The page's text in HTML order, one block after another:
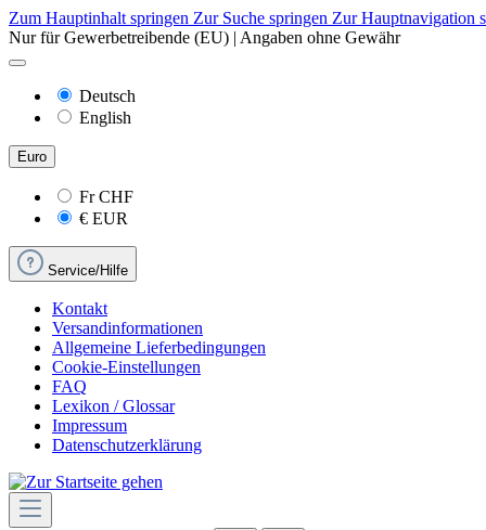
Zum Hauptinhalt springen Zur Suche springen Zur Hauptnavigation
Nur für Gewerbetreibende (EU) | Angaben ohne Gewähr
Deutsch
English
Euro
FrCHF
€ EUR
Service/Hilfe
Kontakt
Versandinformationen
Allgemeine Lieferbedingungen
Cookie-Einstellungen
FAQ
Lexikon / Glossar
Impressum
Datenschutzerklärung